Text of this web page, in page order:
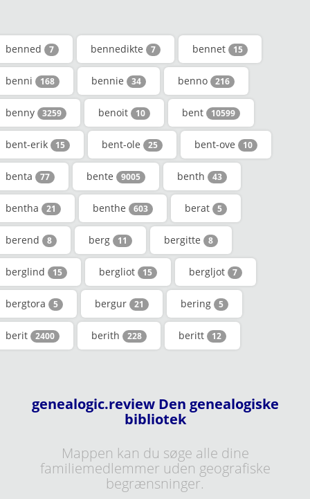
benned 7 bennedikte 7 bennet 15
benni 168 bennie 34 benno 216
benny 3259 benoit 10 bent 10599
bent-erik 15 bent-ole 25 bent-ove 10
benta 77 bente 9005 benth 43
bentha 21 benthe 603 berat 5
berend 8 berg 11 bergitte 8
berglind 15 bergliot 15 bergljot 7
bergtora 5 bergur 21 bering 5
berit 2400 berith 228 beritt 12
genealogic.review Den genealogiske
bibliotek
Mappen kan du søge alle dine
familiemedlemmer uden geografiske
begrænsninger.